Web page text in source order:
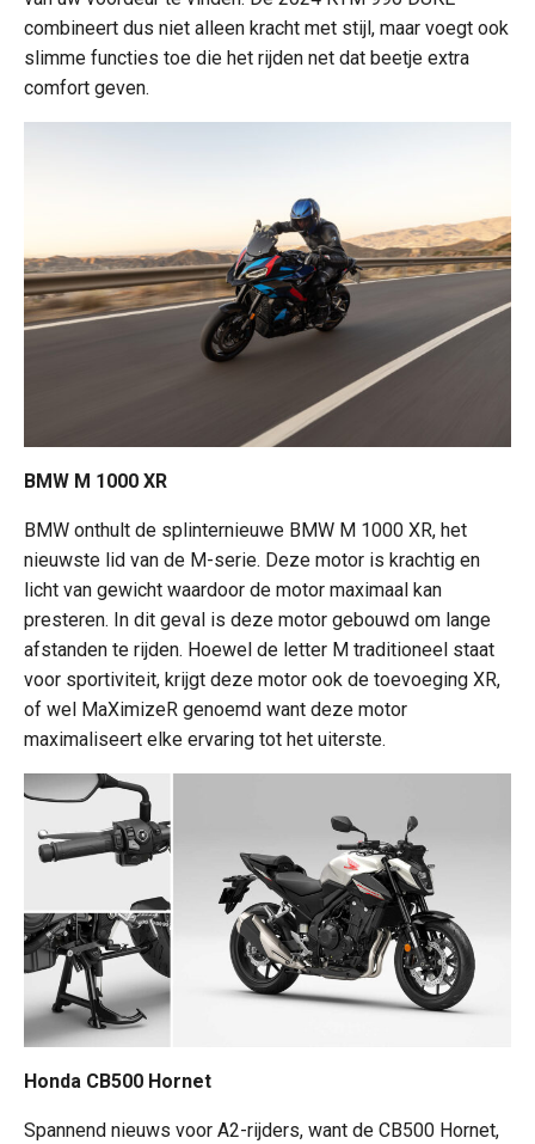
combineert dus niet alleen kracht met stijl, maar voegt ook
slimme functies toe die het rijden net dat beetje extra
comfort geven.
BMW M 1000 XR
BMW onthult de splinternieuwe BMW M 1000 XR, het
nieuwste lid van de M-serie. Deze motor is krachtig en
licht van gewicht waardoor de motor maximaal kan
presteren. In dit geval is deze motor gebouwd om lange
afstanden te rijden. Hoewel de letter M traditioneel staat
voor sportiviteit, krijgt deze motor ook de toevoeging XR,
of wel MaXimizeR genoemd want deze motor
maximaliseert elke ervaring tot het uiterste.
Honda CB500 Hornet
Spannend nieuws voor A2-rijders, want de CB500 Hornet,